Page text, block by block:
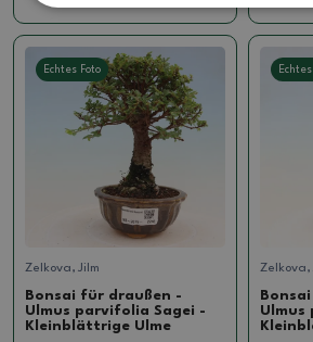
Echtes Foto
Zelkova, Jilm
Bonsai für draußen -
Ulmus parvifolia Sagei -
Kleinblättrige Ulme
Zelkova,
Ulmus